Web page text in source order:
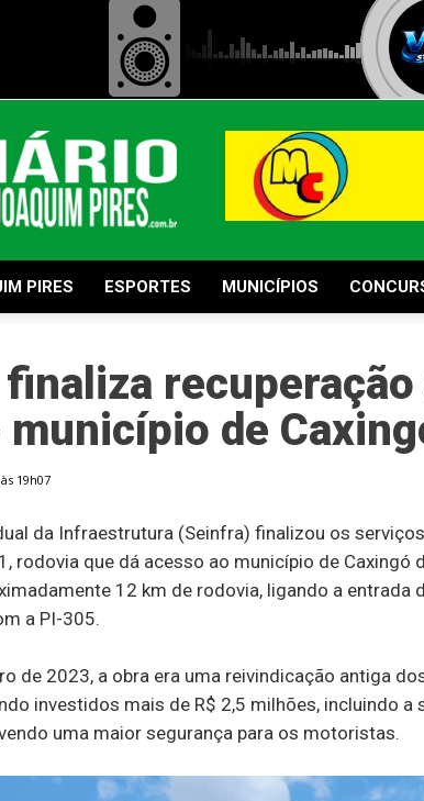
PIRES ESPORTES MUNICÍPIOS
recuperação
município de
19h07
da Infraestrutura (Seinfra) finalizou os
rodovia que dá acesso ao município de Caxingó
12 km de rodovia, ligando a entrada
a PI-305.
de 2023, a obra era uma reivindicação antiga
investidos mais de R$ 2,5 milhões, incluindo a
uma maior segurança para os motoristas.